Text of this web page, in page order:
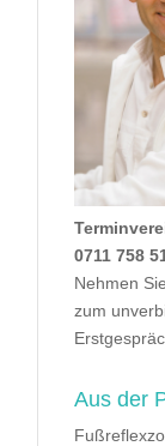
0711 758
Nehmen
zum
Aus der